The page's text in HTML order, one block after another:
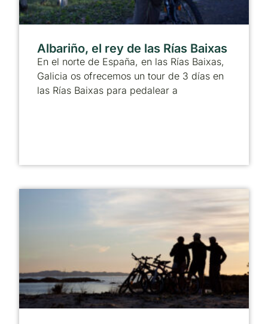
Albariño, el rey de las Rías Baixas
En el norte de España, en las Rías Baixas,
Galicia os ofrecemos un tour de 3 días en
las Rías Baixas para pedalear a